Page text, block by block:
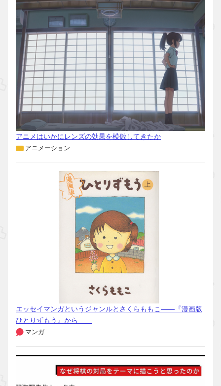
アニメはいかにレンズの効果を模倣してきたか
アニメーション
エッセイマンガというジャンルとさくらももこ――『漫画版
ひとりずもう』から――
マンガ